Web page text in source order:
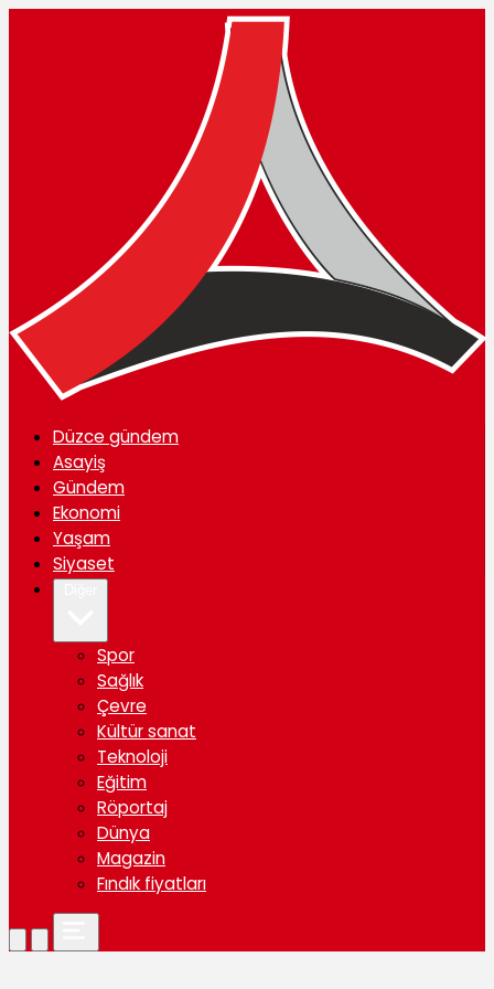
Düzce gündem
Asayiş
Gündem
Ekonomi
Yaşam
Siyaset
Spor
Sağlık
Çevre
Kültür sanat
Teknoloji
Eğitim
Röportaj
Dünya
Magazin
Fındık fiyatları